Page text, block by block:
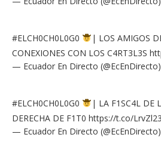
#ELCH0CH0L0G0
| LOS AMIGOS
CONEXIONES CON LOS C4RT3L3S
— Ecuador En Directo (@EcEnDirecto)
#ELCH0CH0L0G0
| LA F1SC4L DE
DERECHA DE F1T0 https://t.co/
— Ecuador En Directo (@EcEnDirecto)